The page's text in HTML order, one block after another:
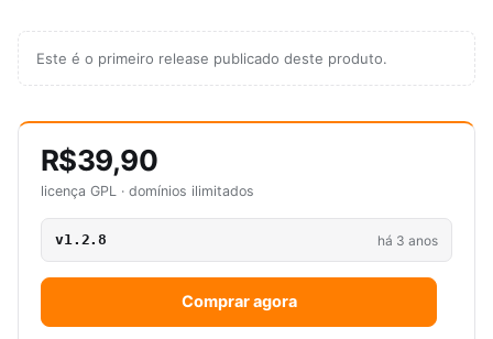
Este é o primeiro release publicado deste produto.
R$39,90
licença GPL · domínios ilimitados
v1.2.8 há 3 anos
Comprar agora